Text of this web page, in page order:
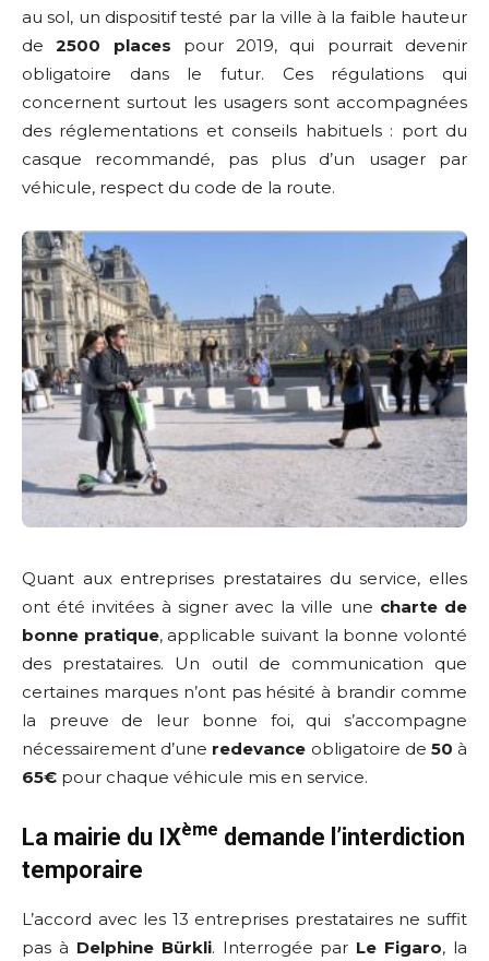
au sol, un dispositif testé par la ville à la faible hauteur
de2500 places pour 2019, qui pourrait devenir
obligatoire dans le futur. Ces régulations qui
concernent surtout les usagers sont accompagnées
des réglementations et conseils habituels : port du
casque recommandé, pas plus d’un usager par
véhicule, respect du code de la route.
Quant aux entreprises prestataires du service, elles
ont été invitées à signer avec la ville une charte de
bonne pratique, applicable suivant la bonne volonté
des prestataires. Un outil de communication que
certaines marques n’ont pas hésité à brandir comme
la preuve de leur bonne foi, qui s’accompagne
nécessairement d’une redevance obligatoire de 50 à
65€ pour chaque véhicule mis en service.
La mairie du IXème demande l’interdiction
temporaire
L’accord avec les 13 entreprises prestataires ne suffit
pas à Delphine Bürkli. Interrogée par Le Figaro, la